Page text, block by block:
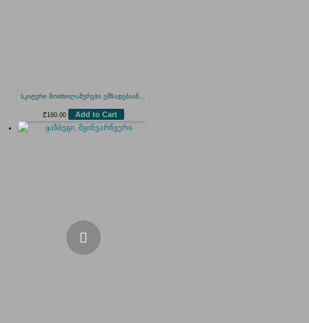
სკიტური მოთხილამურები ემზადებიან...
₾ 160.00 Add to Cart